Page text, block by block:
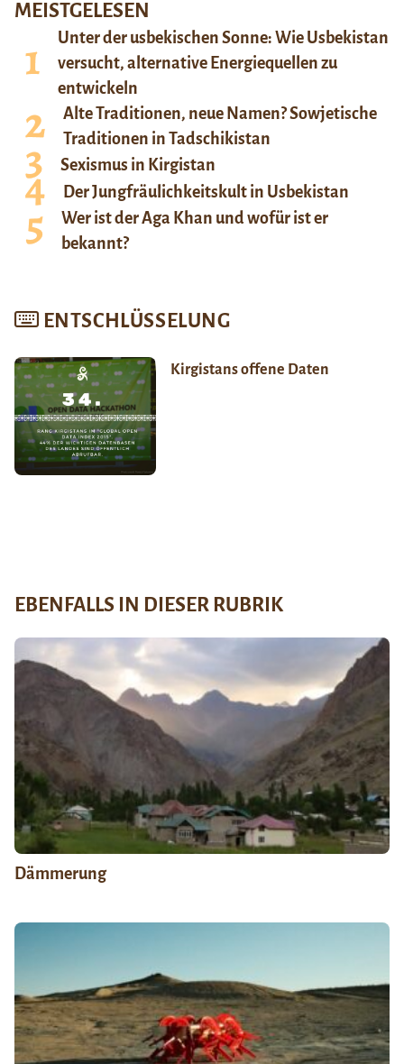
MEISTGELESEN
Unter der usbekischen Sonne: Wie Usbekistan
versucht, alternative Energiequellen zu
entwickeln
Alte Traditionen, neue Namen? Sowjetische
Traditionen in Tadschikistan
Sexismus in Kirgistan
Der Jungfräulichkeitskult in Usbekistan
Wer ist der Aga Khan und wofür ist er
bekannt?
ENTSCHLÜSSELUNG
Kirgistans offene Daten
EBENFALLS IN DIESER RUBRIK
Dämmerung